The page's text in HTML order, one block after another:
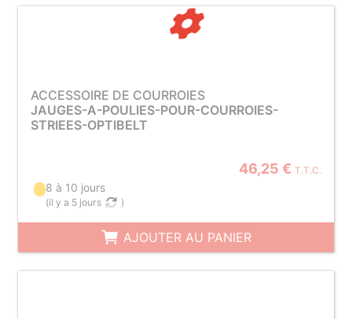
ACCESSOIRE DE COURROIES
JAUGES-A-POULIES-POUR-COURROIES-
STRIEES-OPTIBELT
46,25 € T.T.C.
8 à 10 jours
(il y a 5 jours )
AJOUTER AU PANIER